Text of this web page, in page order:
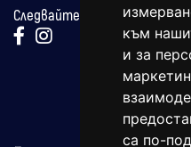
към
и за
са по-
Следвайте ни: